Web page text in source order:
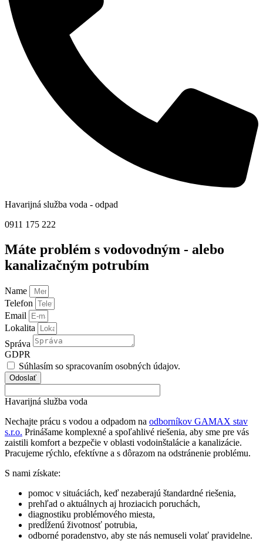
Havarijná služba voda - odpad
0911 175 222
Máte problém s vodovodným - alebo
kanalizačným potrubím
Name
Telefon
Email
Lokalita
Správa
GDPR
Súhlasím so spracovaním osobných údajov.
Odoslať
Havarijná služba voda
Nechajte prácu s vodou a odpadom na odborníkov GAMAX stav
s.r.o. Prinášame komplexné a spoľahlivé riešenia, aby sme pre vás
zaistili komfort a bezpečie v oblasti vodoinštalácie a kanalizácie.
Pracujeme rýchlo, efektívne a s dôrazom na odstránenie problému.
S nami získate:
pomoc v situáciách, keď nezaberajú štandardné riešenia,
prehľad o aktuálnych aj hroziacich poruchách,
diagnostiku problémového miesta,
predĺženú životnosť potrubia,
odborné poradenstvo, aby ste nás nemuseli volať pravidelne.